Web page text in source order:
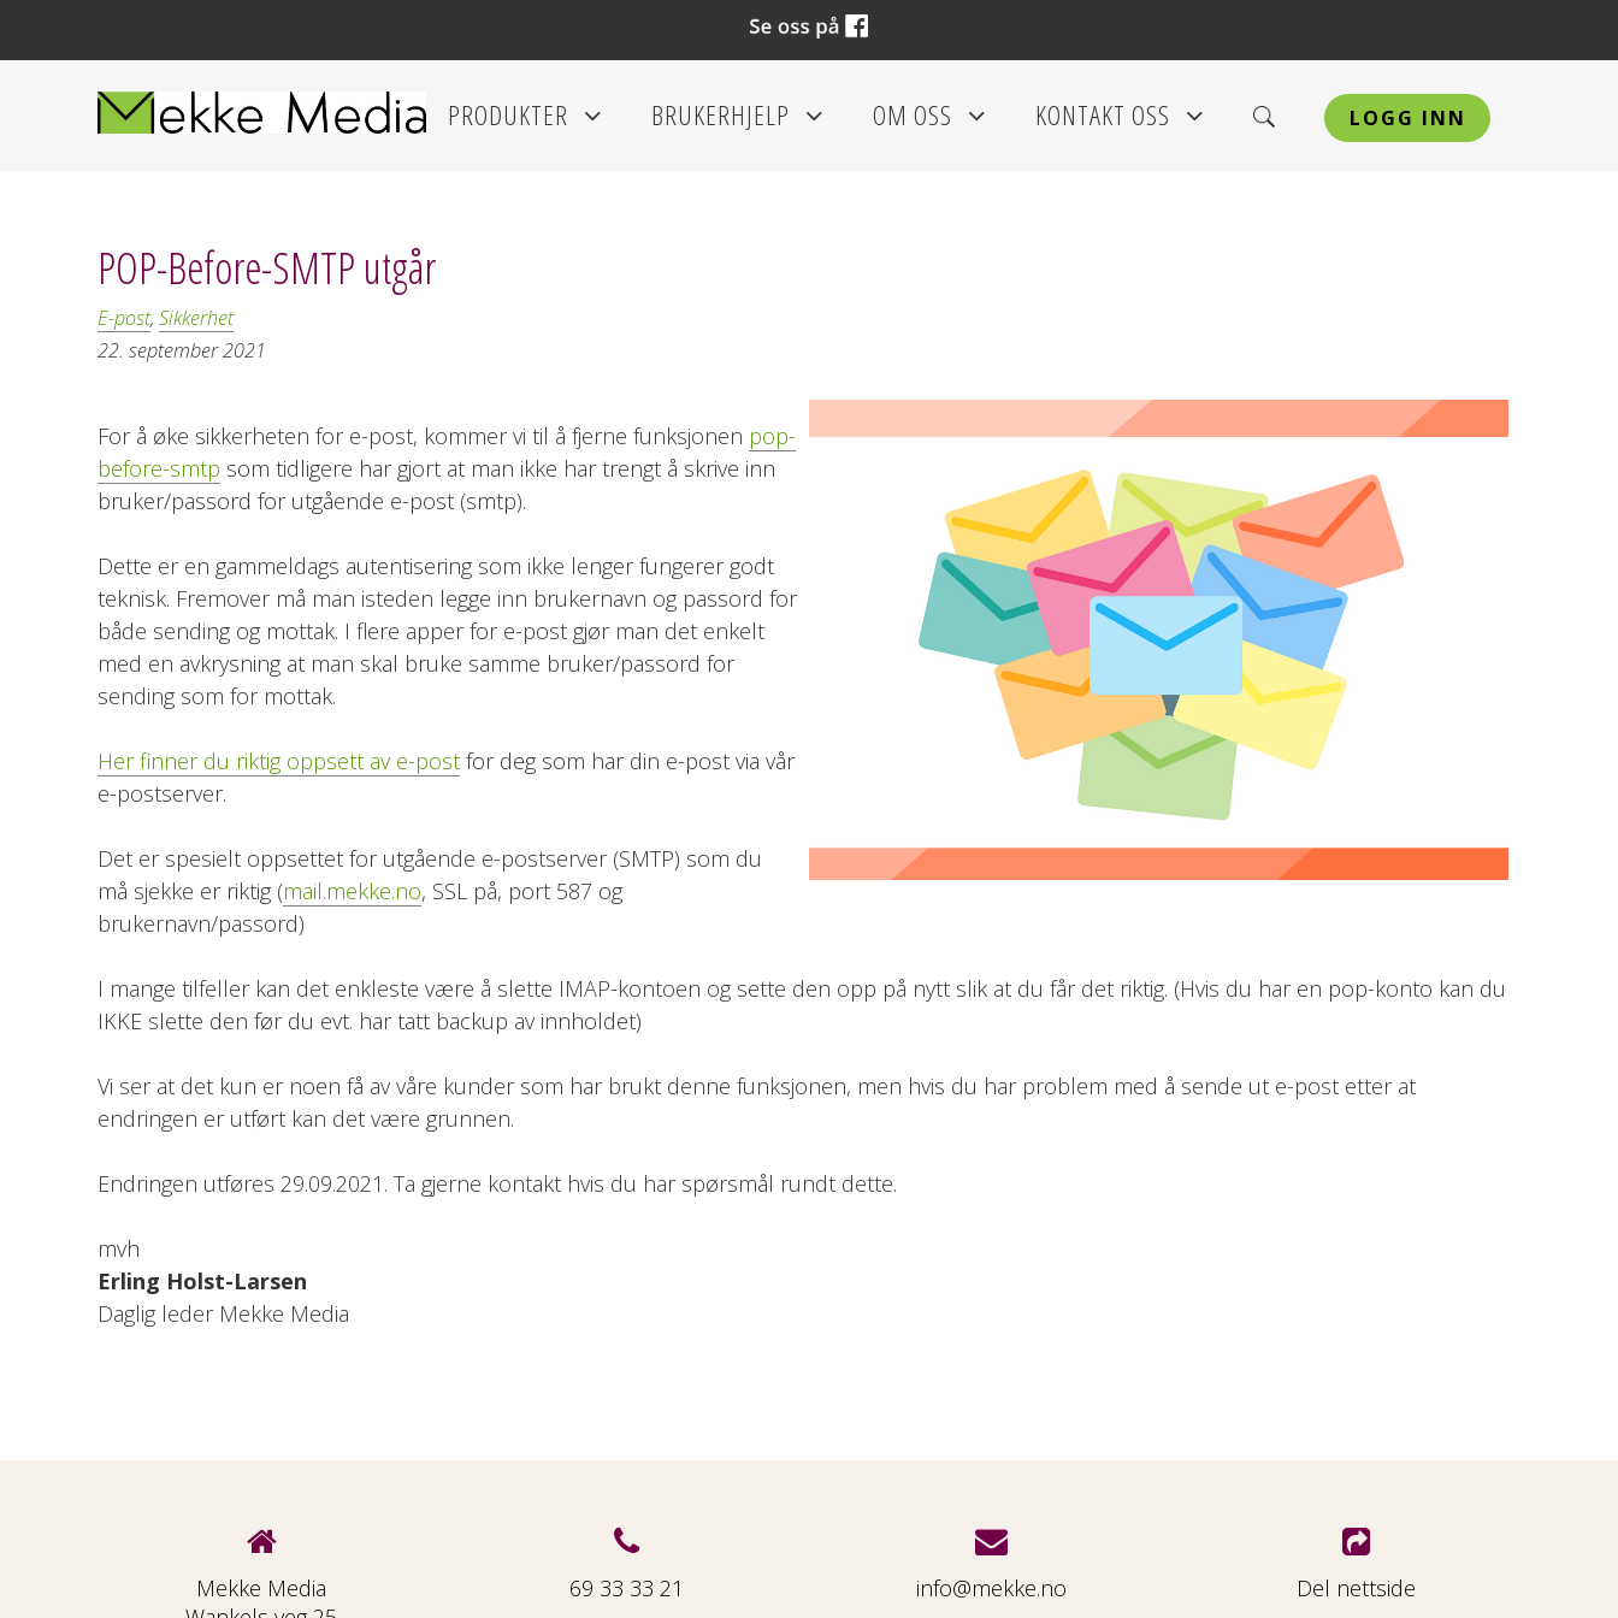
PRODUKTER BRUKERHJELP OM OSS KONTAKT OSS LOGG INN
POP-Before-SMTP utgår
E-post, Sikkerhet
22. september 2021
For å øke sikkerheten for e-post, kommer vi til å fjerne funksjonen pop-
before-smtp som tidligere har gjort at man ikke har trengt å skrive inn
bruker/passord for utgående e-post (smtp).
Dette er en gammeldags autentisering som ikke lenger fungerer godt
teknisk. Fremover må man isteden legge inn brukernavn og passord for
både sending og mottak. I flere apper for e-post gjør man det enkelt
med en avkrysning at man skal bruke samme bruker/passord for
sending som for mottak.
Her finner du riktig oppsett av e-postfor deg som har din e-post via vår
e-postserver.
Det er spesielt oppsettet for utgående e-postserver (SMTP) som du
må sjekke er riktig (mail.mekke.no, SSL på, port 587 og
brukernavn/passord)
I mange tilfeller kan det enkleste være å slette IMAP-kontoen og sette den opp på nytt slik at du får det riktig. (Hvis du har en pop-konto kan du
IKKE slette den før du evt. har tatt backup av innholdet)
Vi ser at det kun er noen få av våre kunder som har brukt denne funksjonen, men hvis du har problem med å sende ut e-post etter at
endringen er utført kan det være grunnen.
Endringen utføres 29.09.2021. Ta gjerne kontakt hvis du har spørsmål rundt dette.
mvh
Erling Holst-Larsen
Daglig leder Mekke Media
Mekke Media
69 33 33 21 info@mekke.no Del nettside